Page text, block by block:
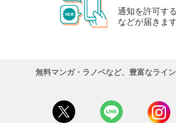
通知を許可す
などが届きます
無料マンガ・ラノベなど、豊富なライ